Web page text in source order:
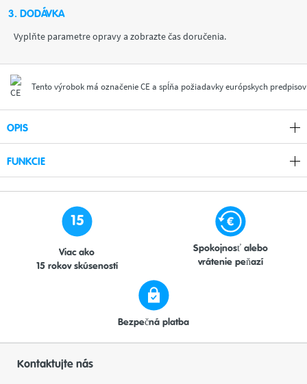
OPIS
FUNKCIE
3. DODÁVKA
Vyplňte parametre opravy a zobrazte čas doručenia.
Tento výrobok má označenie CE a spĺňa požiadavky európskych predpisov
15
Viac ako
15 rokov skúseností
Bezpečná platba
Spokojnosť alebo
vrátenie peňazí
Kontaktujte nás